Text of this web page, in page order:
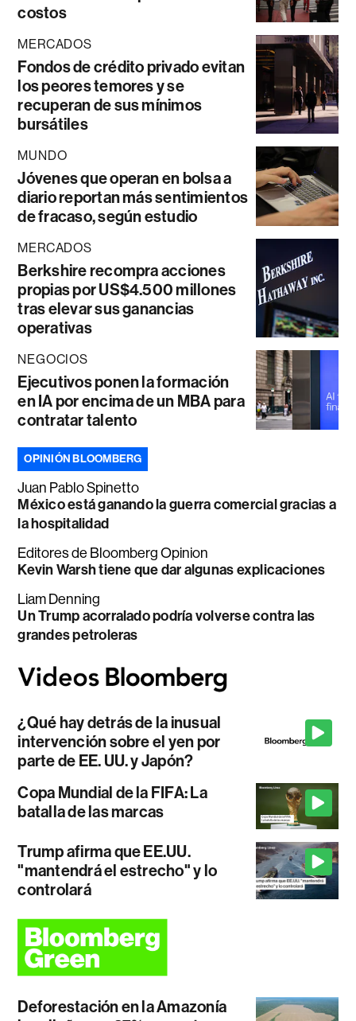
costos
MERCADOS
Fondos de crédito privado evitan
los peores temores y se
recuperan de sus mínimos
bursátiles
MUNDO
Jóvenes que operan en bolsa a
diario reportan más sentimientos
de fracaso, según estudio
MERCADOS
Berkshire recompra acciones
propias por US$4.500 millones
tras elevar sus ganancias
operativas
NEGOCIOS
Ejecutivos ponen la formación
en IA por encima de un MBA para
contratar talento
OPINIÓN BLOOMBERG
Juan Pablo Spinetto
México está ganando la guerra comercial gracias a
la hospitalidad
Editores de Bloomberg Opinion
Kevin Warsh tiene que dar algunas explicaciones
Liam Denning
Un Trump acorralado podría volverse contra las
grandes petroleras
¿Qué hay detrás de la inusual
intervención sobre el yen por
parte de EE. UU. y Japón?
Copa Mundial de la FIFA: La
batalla de las marcas
Trump afirma que EE.UU.
"mantendrá el estrecho" y lo
controlará
Deforestación en la Amazonía